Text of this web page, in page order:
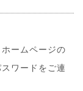
ームページの
ワードをご連